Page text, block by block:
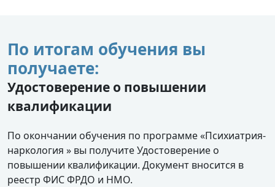
По итогам обучения вы
получаете:
Удостоверение о повышении
квалификации
По окончании обучения по программе «Психиатрия-
наркология » вы получите Удостоверение о
повышении квалификации. Документ вносится в
реестр ФИС ФРДО и НМО.